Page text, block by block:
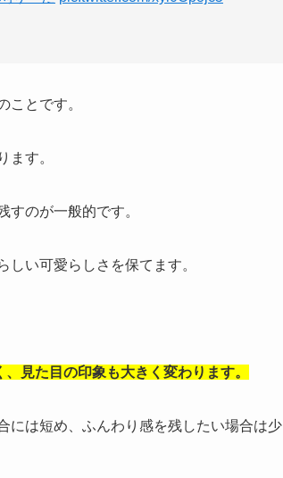
ことです。
ます。
のが一般的です。
い可愛らしさを保てます。
見た目の印象も大きく変わります。
には短め、ふんわり感を残したい場合は少